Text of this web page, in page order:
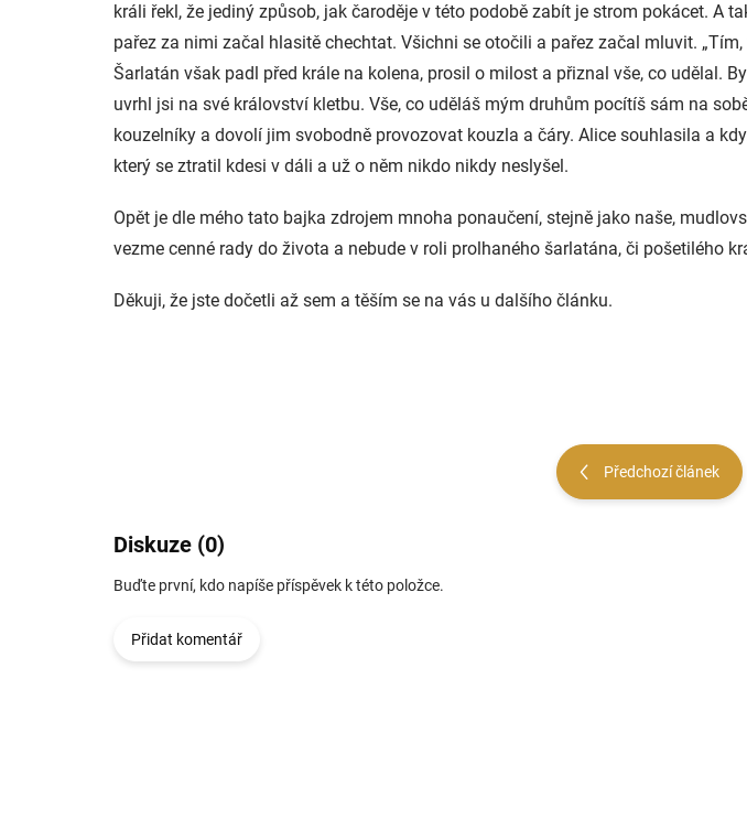
králi řekl, že jediný způsob, jak čaroděje v této podobě zabít je strom pokácet. A
pařez za nimi začal hlasitě chechtat. Všichni se otočili a pařez začal mluvit.
Šarlatán však padl před krále na kolena, prosil o milost a přiznal vše, co udělal.
uvrhl jsi na své království kletbu. Vše, co uděláš mým druhům pocítíš sám na
kouzelníky a dovolí jim svobodně provozovat kouzla a čáry. Alice souhlasila a
který se ztratil kdesi v dáli a už o něm nikdo nikdy neslyšel.
Opět je dle mého tato bajka zdrojem mnoha ponaučení, stejně jako naše,
vezme cenné rady do života a nebude v roli prolhaného šarlatána, či pošetilého
Děkuji, že jste dočetli až sem a těším se na vás u dalšího článku.
Předchozí článek
Diskuze (0)
Buďte první, kdo napíše příspěvek k této položce.
Přidat komentář